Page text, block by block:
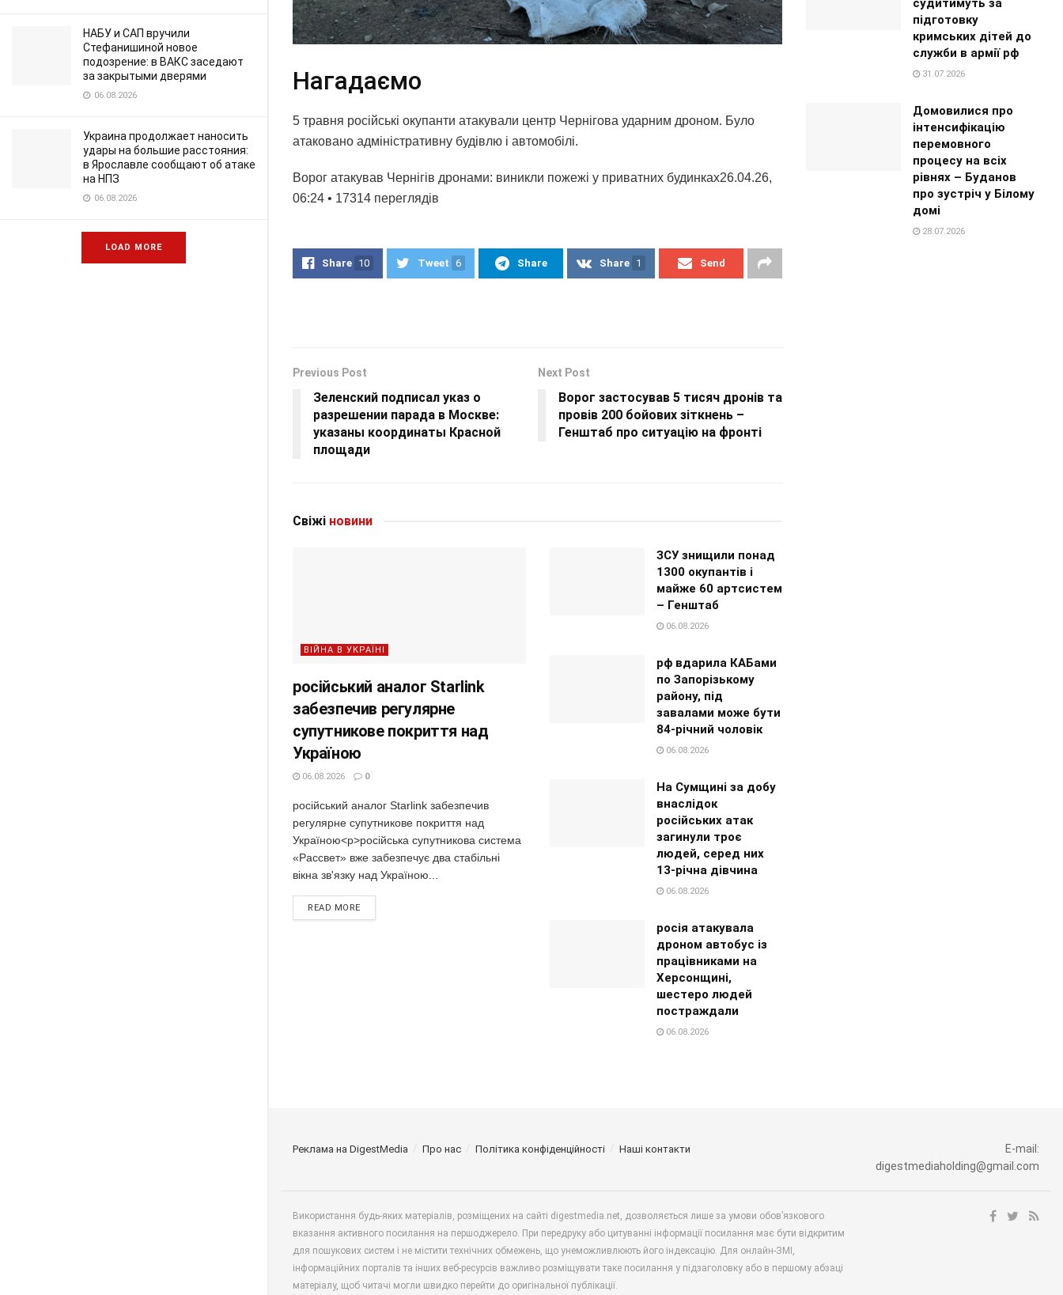
НАБУ и САП вручили
Стефанишиной новое
подозрение: в ВАКС заседают
за закрытыми дверями
06.08.2026
Украина продолжает наносить
удары на большие расстояния:
в Ярославле сообщают об атаке
на НПЗ
06.08.2026
LOAD MORE
Нагадаємо
5 травня російські окупанти атакували центр Чернігова ударним дроном. Було
атаковано адміністративну будівлю і автомобілі.
Ворог атакував Чернігів дронами: виникли пожежі у приватних будинках26.04.26,
06:24 • 17314 переглядiв
Share 10 Tweet 6 Share Share 1 Send
Previous Post
Зеленский подписал указ о
разрешении парада в Москве:
указаны координаты Красной
площади
Next Post
Ворог застосував 5 тисяч дронів та
провів 200 бойових зіткнень –
Генштаб про ситуацію на фронті
Свіжі новини
ВІЙНА В УКРАЇНІ
російський аналог Starlink
забезпечив регулярне
супутникове покриття над
Україною
06.08.2026 0
російський аналог Starlink забезпечив
регулярне супутникове покриття над
Україною<p>російська супутникова система
«Рассвет» вже забезпечує два стабільні
вікна зв'язку над Україною...
READ MORE
ЗСУ знищили понад
1300 окупантів і
майже 60 артсистем
– Генштаб
06.08.2026
рф вдарила КАБами
по Запорізькому
району, під
завалами може бути
84-річний чоловік
06.08.2026
На Сумщині за добу
внаслідок
російських атак
загинули троє
людей, серед них
13-річна дівчина
06.08.2026
росія атакувала
дроном автобус із
працівниками на
Херсонщині,
шестеро людей
постраждали
06.08.2026
судитимуть за
підготовку
кримських дітей до
служби в армії рф
31.07.2026
Домовилися про
інтенсифікацію
перемовного
процесу на всіх
рівнях – Буданов
про зустріч у Білому
домі
28.07.2026
Реклама на DigestMedia Про нас Політика конфіденційності Наші контакти
E-mail:
digestmediaholding@gmail.com
Використання будь-яких матеріалів, розміщених на сайті digestmedia.net, дозволяється лише за умови обов’язкового
вказання активного посилання на першоджерело. При передруку або цитуванні інформації посилання має бути відкритим
для пошукових систем і не містити технічних обмежень, що унеможливлюють його індексацію. Для онлайн-ЗМІ,
інформаційних порталів та інших веб-ресурсів важливо розміщувати таке посилання у підзаголовку або в першому абзаці
матеріалу, щоб читачі могли швидко перейти до оригінальної публікації.